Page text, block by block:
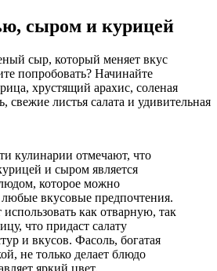
сыром и курицей
сыр, который меняет вкус
попробовать? Начинайте
хрустящий арахис, соленая
свежие листья салата и удивительная
кулинарии отмечают, что
и сыром является
которое можно
любые вкусовые предпочтения.
как отварную, так
что придаст салату
и вкусов. Фасоль, богатая
не только делает блюдо
яркий цвет.